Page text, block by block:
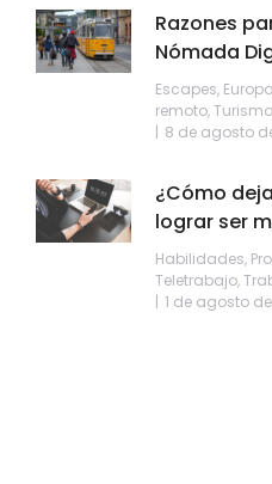
Razones
Nómada
Escapes, Europa
remoto,Turismo
8 de agosto
¿Cómo
lograr ser
Habilidades,
Teletrabajo,
1 de agosto